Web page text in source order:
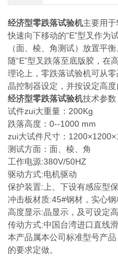
经济型零跌落试验机主要用
快速向下移动的“E”型叉作为
（面、棱、角测试）放置平
随“E”型叉跌落至底版胶，在
理论上，零跌落试验机可从
晶控制器设定，并按设定高度
经济型零跌落试验机技术参数
试件zui大重量：200Kg
跌落高度：0--1000 mm
zui大试件尺寸：
测试方面：面、棱、角
工作电源:380V/50HZ
驱动方式:电机驱动
保护装置:上、下设有感应型
冲击板材质:45#钢材，实心钢
高度显示:晶显示，及可设定
传动方式:中国台湾进口直线
本产品属本公司标准型号产
的要求定做。